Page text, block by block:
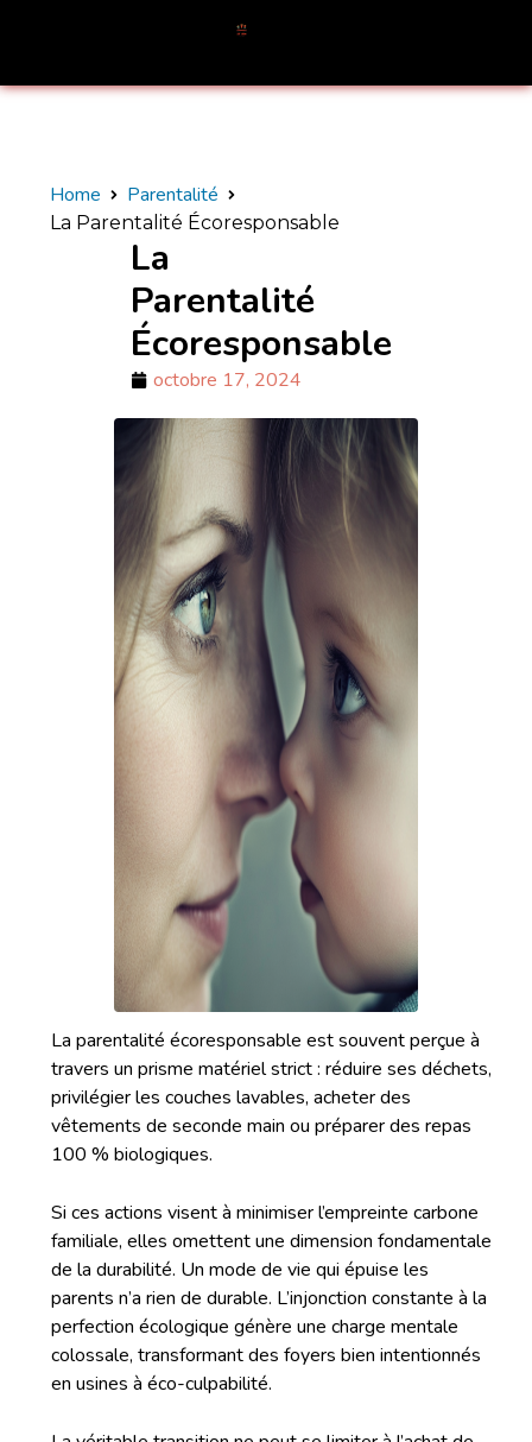
Home Parentalité
La Parentalité Écoresponsable
La
Parentalité
Écoresponsable
octobre 17, 2024
La parentalité écoresponsable est souvent perçue à
travers un prisme matériel strict : réduire ses déchets,
privilégier les couches lavables, acheter des
vêtements de seconde main ou préparer des repas
100 % biologiques.
Si ces actions visent à minimiser l’empreinte carbone
familiale, elles omettent une dimension fondamentale
de la durabilité. Un mode de vie qui épuise les
parents n’a rien de durable. L’injonction constante à la
perfection écologique génère une charge mentale
colossale, transformant des foyers bien intentionnés
en usines à éco-culpabilité.